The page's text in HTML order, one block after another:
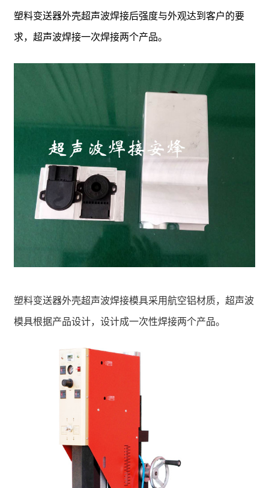
塑料变送器外壳超声波焊接后强度与外观达到客户的要
求，超声波焊接一次焊接两个产品。
塑料变送器外壳超声波焊接模具采用航空铝材质，超声波
模具根据产品设计，设计成一次性焊接两个产品。